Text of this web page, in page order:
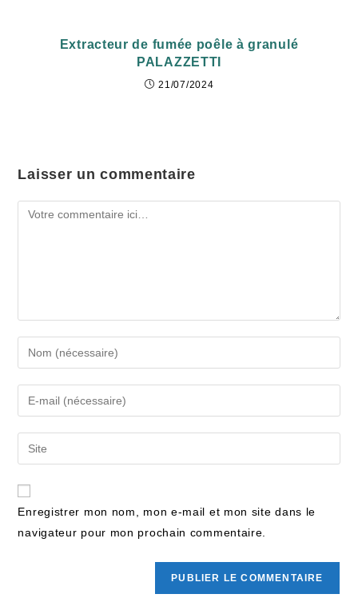
Extracteur de fumée poêle à granulé
PALAZZETTI
21/07/2024
Laisser un commentaire
Enregistrer mon nom, mon e-mail et mon site dans le
navigateur pour mon prochain commentaire.